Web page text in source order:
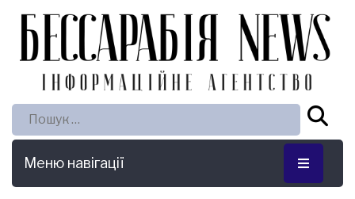
Пошук:
Меню навігації